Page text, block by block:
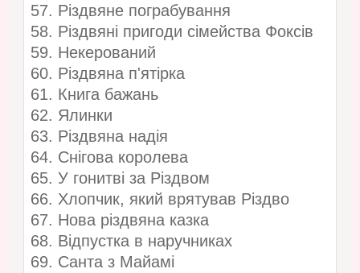
57. Різдвяне пограбування
58. Різдвяні пригоди сімейства Фоксів
59. Некерований
60. Різдвяна п'ятірка
61. Книга бажань
62. Ялинки
63. Різдвяна надія
64. Снігова королева
65. У гонитві за Різдвом
66. Хлопчик, який врятував Різдво
67. Нова різдвяна казка
68. Відпустка в наручниках
69. Санта з Майамі